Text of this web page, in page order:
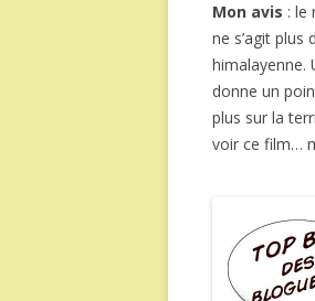
Mon avis : le
ne s’agit plus
himalayenne.
donne un
plus sur la
voir ce film…